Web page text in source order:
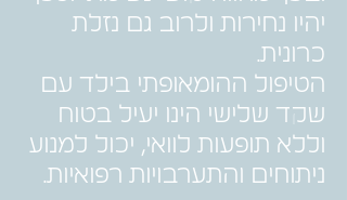
יהיו נחירות ולרוב גם נזלת
כרונית.
הטיפול ההומאופתי בילד עם
שקד שלישי הינו יעיל בטוח
וללא תופעות לוואי, יכול למנוע
ניתוחים והתערבויות רפואיות.